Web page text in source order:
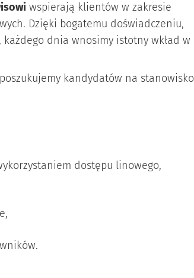
dostępu linowego,
wspierają klientów w zakresie
Dzięki bogatemu doświadczeniu,
dnia wnosimy istotny wkład w
kandydatów na stanowisko